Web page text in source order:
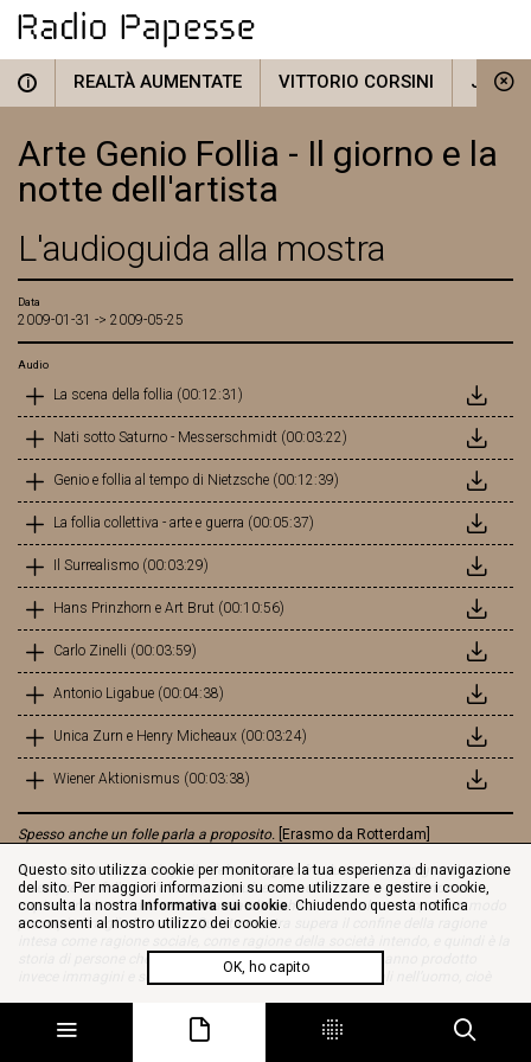
i REALTÀ AUMENTATE VITTORIO CORSINI JOSEF
Arte Genio Follia - Il giorno e la
notte dell'artista
L'audioguida alla mostra
Data
2009-01-31 -> 2009-05-25
Audio
La scena della follia (00:12:31)
Nati sotto Saturno - Messerschmidt (00:03:22)
Genio e follia al tempo di Nietzsche (00:12:39)
La follia collettiva - arte e guerra (00:05:37)
Il Surrealismo (00:03:29)
Hans Prinzhorn e Art Brut (00:10:56)
Carlo Zinelli (00:03:59)
Antonio Ligabue (00:04:38)
Unica Zurn e Henry Micheaux (00:03:24)
Wiener Aktionismus (00:03:38)
Spesso anche un folle parla a proposito. [Erasmo da Rotterdam]
Il tema di arte e follia è quello del passaggio fra due mondi. Un grande artista
è sempre un folle, un folle spesso può essere un artista; e quindi non si
capisce in che cosa la sua follia sia altro che di aiuto al mondo, sia un modo
per capire meglio il mondo. Questa mostra supera il confine della ragione
storia di persone che sono state considerate anormali e hanno prodotto
invece immagini e sogni che erano assolutamente normali nell’uomo, cioè
Questo sito utilizza cookie per monitorare la tua esperienza di navigazione
del sito. Per maggiori informazioni su come utilizzare e gestire i cookie,
consulta la nostra Informativa sui cookie. Chiudendo questa notifica
acconsenti al nostro utilizzo dei cookie.
OK, ho capito